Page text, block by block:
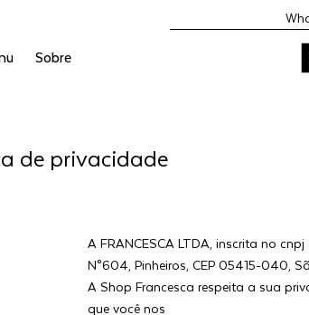
Sobre
de privacidade
A FRANCESCA LTDA, inscrita no
N°604, Pinheiros, CEP 05415-040,
A Shop Francesca respeita a sua
que você nos